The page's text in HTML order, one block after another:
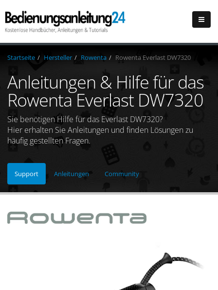
Startseite Hersteller Rowenta Rowenta Everlast DW7320
Anleitungen & Hilfe für das
Rowenta Everlast DW7320
Sie benötigen Hilfe für das Everlast DW7320?
Hier erhalten Sie Anleitungen und finden Lösungen zu
häufig gestellten Fragen.
Support Anleitungen Community